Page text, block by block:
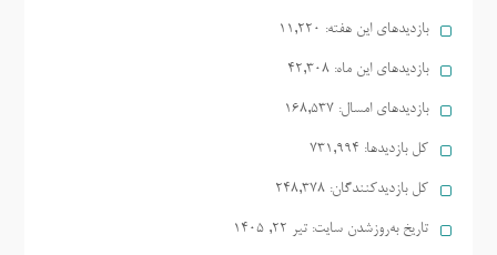
بازدیدهای این هفته: 11,220
بازدیدهای این ماه: 42,308
بازدیدهای امسال: 168,537
کل بازدیدها: 731,994
کل بازدیدکنند‌گان: 248,378
تاریخ به‌روزشدن سایت: تیر ۲۲, ۱۴۰۵